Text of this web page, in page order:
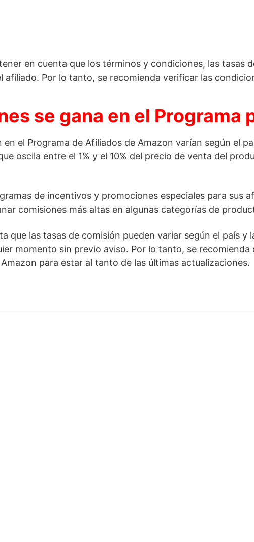
en cuenta que los términos y condiciones, las tasas
afiliado. Por lo tanto, se recomienda verificar las
se gana en el Programa
en el Programa de Afiliados de Amazon varían según el
oscila entre el 1% y el 10% del precio de venta del
de incentivos y promociones especiales para sus
comisiones más altas en algunas categorías de
que las tasas de comisión pueden variar según el país
momento sin previo aviso. Por lo tanto, se
para estar al tanto de las últimas actualizaciones.